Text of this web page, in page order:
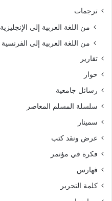
ترجمات
من اللغة العربية إلى الإنجليزية
من اللغة العربية إلى الفرنسية
تقارير
حوار
رسائل جامعية
سلسلة المسلم المعاصر
سمينار
عرض ونقد كتب
فكرة في مؤتمر
فهارس
كلمة التحرير